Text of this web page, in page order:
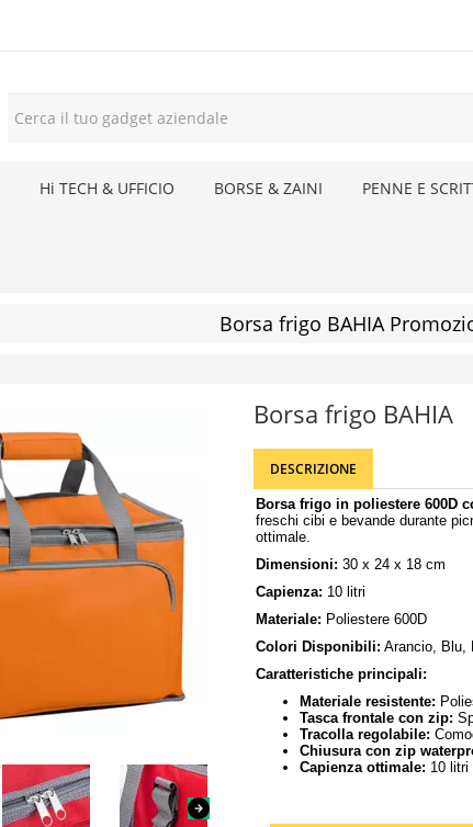
Hi TECH & UFFICIO BORSE & ZAINI PENNE E
Borsa frigo BAHIA
Borsa frigo BAHIA
DESCRIZIONE
Borsa frigo in poliestere 600D
freschi cibi e bevande durante
ottimale.
Dimensioni: 30 x 24 x 18 cm
Capienza: 10 litri
Materiale: Poliestere 600D
Colori Disponibili: Arancio, Blu,
Caratteristiche principali:
Materiale resistente:
Tasca frontale con zip:
Tracolla regolabile:
Chiusura con zip
Capienza ottimale: 10 litri